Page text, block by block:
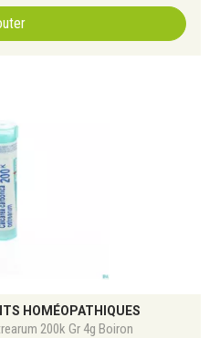
HOMÉOPATHIQUES
200k Gr 4g Boiron